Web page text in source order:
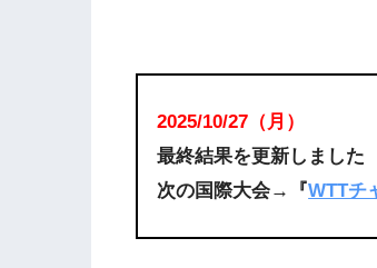
2025/10/27 （月 ）
最終結果を更新しました
次の国際大会→『WTTチ